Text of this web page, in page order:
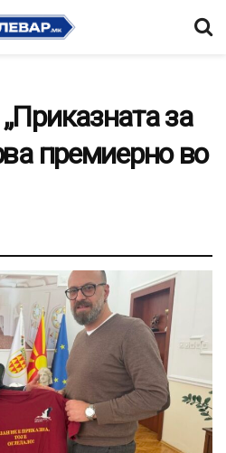
за
премиерно во